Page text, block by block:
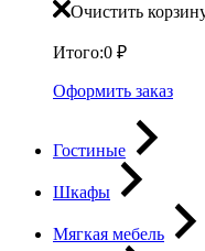
Очистить
Итого:0 ₽
Оформить заказ
Гостиные
Шкафы
Мягкая мебель